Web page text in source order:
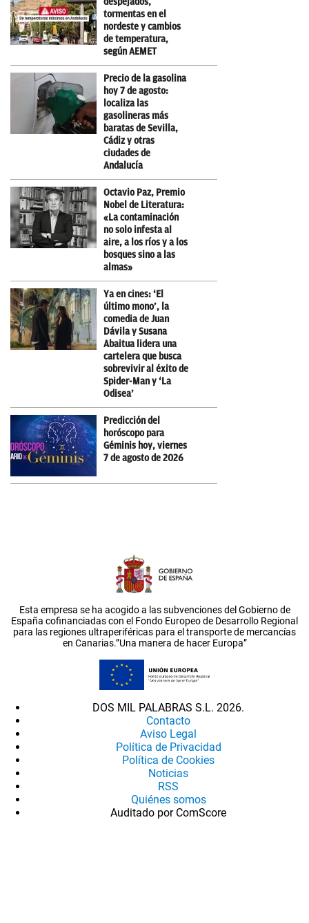
tormentas en el
nordeste y cambios
de temperatura,
según AEMET
Precio de la gasolina
hoy 7 de agosto:
localiza las
gasolineras más
baratas de Sevilla,
Cádiz y otras
ciudades de
Andalucía
Octavio Paz, Premio
Nobel de Literatura:
«La contaminación
no solo infesta al
aire, a los ríos y a los
bosques sino a las
almas»
Ya en cines: ‘El
último mono’, la
comedia de Juan
Dávila y Susana
Abaitua lidera una
cartelera que busca
sobrevivir al éxito de
Spider-Man y ‘La
Odisea’
Predicción del
horóscopo para
Géminis hoy, viernes
7 de agosto de 2026
Esta empresa se ha acogido a las subvenciones del Gobierno de
España cofinanciadas con el Fondo Europeo de Desarrollo Regional
para las regiones ultraperiféricas para el transporte de mercancías
en Canarias.”Una manera de hacer Europa”
DOS MIL PALABRAS S.L. 2026.
Contacto
Aviso Legal
Política de Privacidad
Política de Cookies
Noticias
RSS
Quiénes somos
Auditado por ComScore